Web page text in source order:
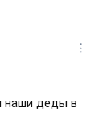
наши деды в